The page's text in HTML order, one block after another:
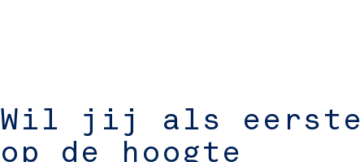
Wil jij als eerste
op de hoogte